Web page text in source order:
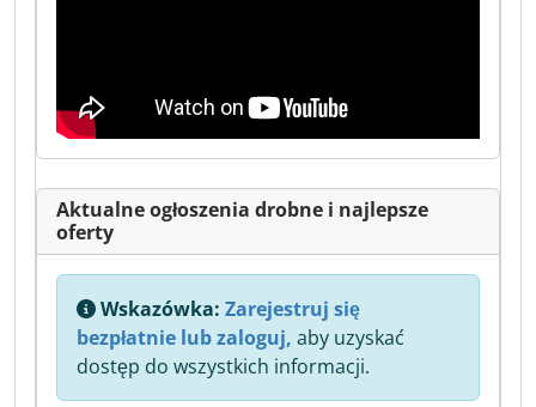
Aktualne ogłoszenia drobne i najlepsze
oferty
Wskazówka: Zarejestruj się
bezpłatnie lub zaloguj, aby uzyskać
dostęp do wszystkich informacji.